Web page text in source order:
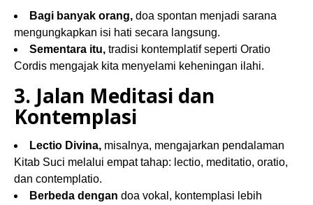
Sementara itu, tradisi kontemplatif seperti Oratio
Cordis mengajak kita menyelami keheningan ilahi.
3. Jalan Meditasi dan
Kontemplasi
Lectio Divina,
misalnya, mengajarkan pendalaman
dan contemplatio.
Berbeda dengan doa vokal, kontemplasi lebih
menekankan kehadiran dalam diam.